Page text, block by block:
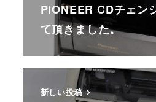
PIONEER CDチェン
て頂きました。
新しい投稿